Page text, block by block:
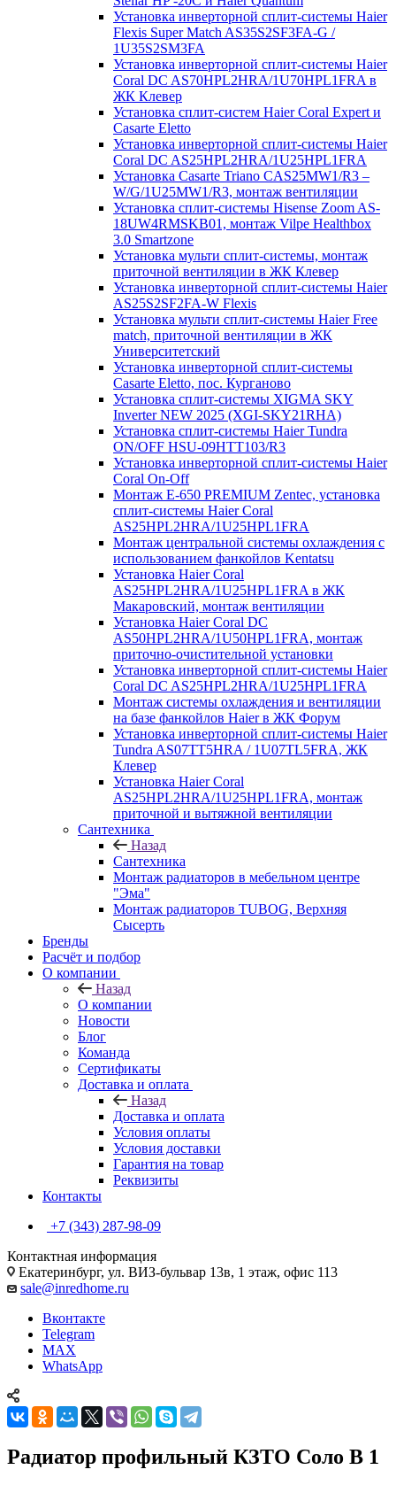
Установка инверторной сплит-системы Haier
Flexis Super Match AS35S2SF3FA-G /
1U35S2SM3FA
Установка инверторной сплит-системы Haier
Coral DC AS70HPL2HRA/1U70HPL1FRA в
ЖК Клевер
Установка сплит-систем Haier Coral Expert и
Casarte Eletto
Установка инверторной сплит-системы Haier
Coral DC AS25HPL2HRA/1U25HPL1FRA
Установка Casarte Triano CAS25MW1/R3 –
W/G/1U25MW1/R3, монтаж вентиляции
Установка сплит-системы Hisense Zoom AS-
18UW4RMSKB01, монтаж Vilpe Healthbox
3.0 Smartzone
Установка мульти сплит-системы, монтаж
приточной вентиляции в ЖК Клевер
Установка инверторной сплит-системы Haier
AS25S2SF2FA-W Flexis
Установка мульти сплит-системы Haier Free
match, приточной вентиляции в ЖК
Университетский
Установка инверторной сплит-системы
Casarte Eletto, пос. Курганово
Установка сплит-системы XIGMA SKY
Inverter NEW 2025 (XGI-SKY21RHA)
Установка сплит-системы Haier Tundra
ON/OFF HSU-09HTT103/R3
Установка инверторной сплит-системы Haier
Coral On-Off
Монтаж E-650 PREMIUM Zentec, установка
сплит-системы Haier Coral
AS25HPL2HRA/1U25HPL1FRA
Монтаж центральной системы охлаждения с
использованием фанкойлов Kentatsu
Установка Haier Coral
AS25HPL2HRA/1U25HPL1FRA в ЖК
Макаровский, монтаж вентиляции
Установка Haier Coral DC
AS50HPL2HRA/1U50HPL1FRA, монтаж
приточно-очистительной установки
Установка инверторной сплит-системы Haier
Coral DC AS25HPL2HRA/1U25HPL1FRA
Монтаж системы охлаждения и вентиляции
на базе фанкойлов Haier в ЖК Форум
Установка инверторной сплит-системы Haier
Tundra AS07TT5HRA / 1U07TL5FRA, ЖК
Клевер
Установка Haier Coral
AS25HPL2HRA/1U25HPL1FRA, монтаж
приточной и вытяжной вентиляции
Сантехника
Назад
Сантехника
Монтаж радиаторов в мебельном центре
"Эма"
Монтаж радиаторов TUBOG, Верхняя
Сысерть
Бренды
Расчёт и подбор
О компании
Назад
О компании
Новости
Блог
Команда
Сертификаты
Доставка и оплата
Назад
Доставка и оплата
Условия оплаты
Условия доставки
Гарантия на товар
Реквизиты
Контакты
+7 (343) 287-98-09
Контактная информация
Екатеринбург, ул. ВИЗ-бульвар 13в, 1 этаж, офис 113
sale@inredhome.ru
Вконтакте
Telegram
MAX
WhatsApp
Радиатор профильный КЗТО Соло В 1